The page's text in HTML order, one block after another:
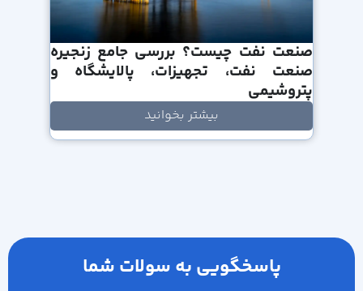
صنعت نفت چیست؟ بررسی جامع زنجیره
صنعت نفت، تجهیزات، پالایشگاه و
پتروشیمی
بیشتر بخوانید
پاسخگویی به سولات شما